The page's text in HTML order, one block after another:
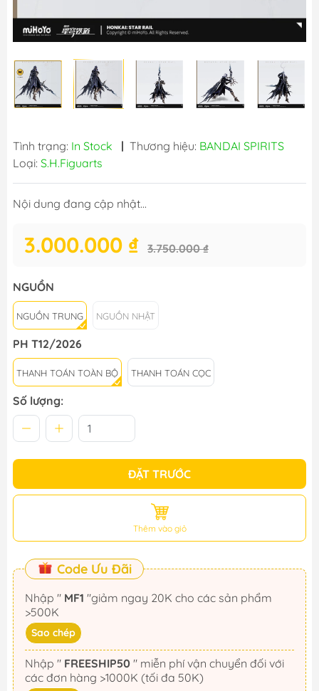
Tình trạng: In Stock | Thương hiệu: BANDAI SPIRITS
Loại: S.H.Figuarts
Nội dung đang cập nhật...
3.000.000 ₫ 3.750.000 ₫
NGUỒN
NGUỒN TRUNG NGUỒN NHẬT
PH T12/2026
THANH TOÁN TOÀN BỘ THANH TOÁN CỌC
Số lượng:
ĐẶT TRƯỚC
Thêm vào giỏ
Code Ưu Đãi
Nhập " MF1
>500K
Sao chép
Nhập " FREESHIP50
các đơn hàng >1000K (tối đa 50K)